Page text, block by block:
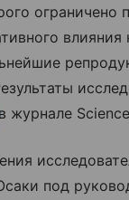
ограничено
в журнале
под